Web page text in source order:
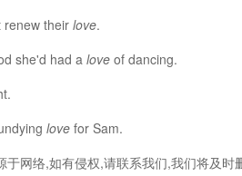
renew theirlove.
she'd had a love of dancing.
love for Sam.
网络,如有侵权,请联系我们,我们将及时